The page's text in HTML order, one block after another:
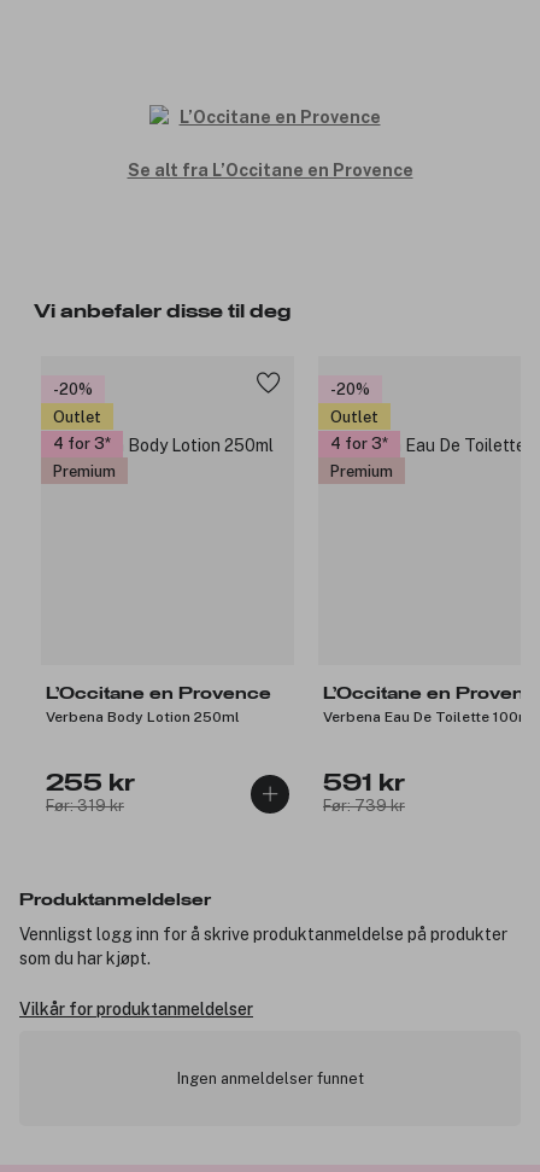
Se alt fra L’Occitane en Provence
Vi anbefaler disse til deg
-20%
Outlet
4 for 3
Premium
L’Occitane en Provence
Verbena Body Lotion 250ml
255 kr
Før: 319 kr
-20%
Outlet
4 for 3
Premium
L’Occitane en
Verbena Eau De Toilette 100ml
591 kr
Før: 739 kr
Produktanmeldelser
Vennligst logg inn for å skrive produktanmeldelse på produkter
som du har kjøpt.
Vilkår for produktanmeldelser
Ingen anmeldelser funnet